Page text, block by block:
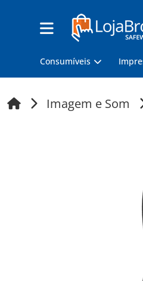
Consumíveis
Imagem e Som